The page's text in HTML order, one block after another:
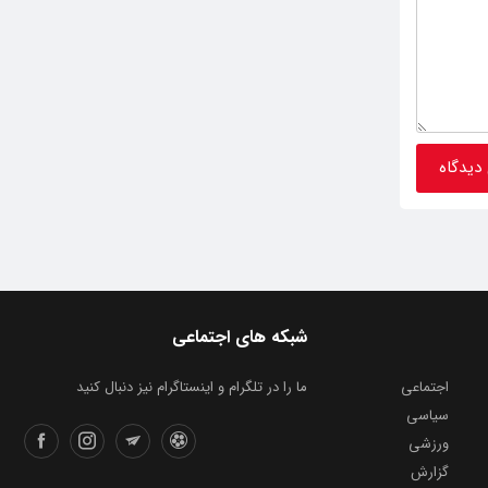
شبکه های اجتماعی
ما را در تلگرام و اینستاگرام نیز دنبال کنید
اجتماعی
سیاسی
ورزشی
گزارش